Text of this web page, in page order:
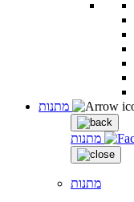
מתנות
מתנות